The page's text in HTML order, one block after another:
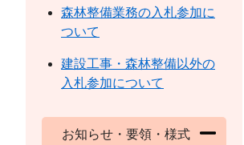
森林整備業務の入札参加に
ついて
建設工事・森林整備以外の
入札参加について
お知らせ・要領・様式